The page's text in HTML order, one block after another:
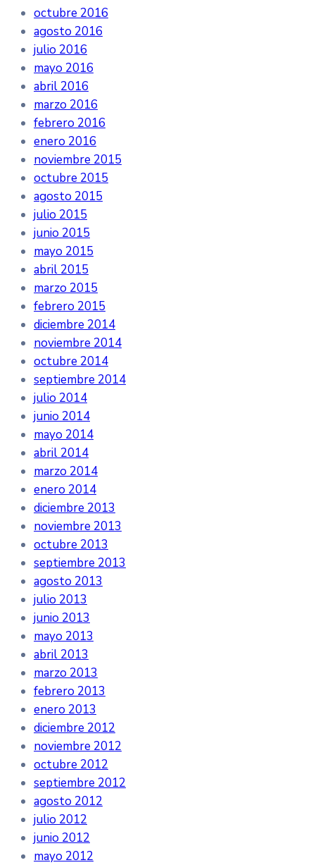
octubre 2016
agosto 2016
julio 2016
mayo 2016
abril 2016
marzo 2016
febrero 2016
enero 2016
noviembre 2015
octubre 2015
agosto 2015
julio 2015
junio 2015
mayo 2015
abril 2015
marzo 2015
febrero 2015
diciembre 2014
noviembre 2014
octubre 2014
septiembre 2014
julio 2014
junio 2014
mayo 2014
abril 2014
marzo 2014
enero 2014
diciembre 2013
noviembre 2013
octubre 2013
septiembre 2013
agosto 2013
julio 2013
junio 2013
mayo 2013
abril 2013
marzo 2013
febrero 2013
enero 2013
diciembre 2012
noviembre 2012
octubre 2012
septiembre 2012
agosto 2012
julio 2012
junio 2012
mayo 2012